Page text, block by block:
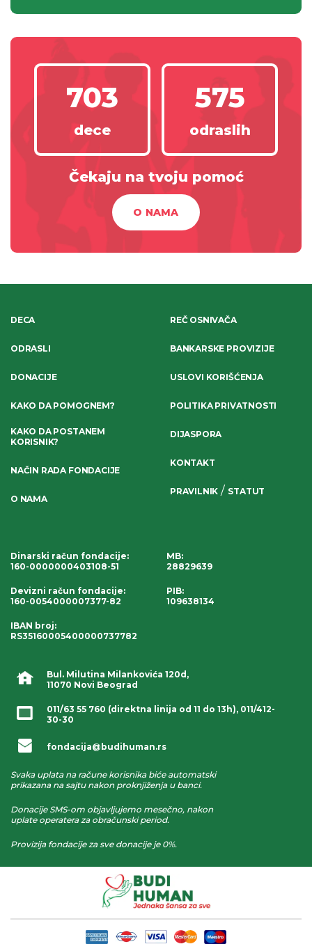
703
dece
575
odraslih
Čekaju na tvoju pomoć
O NAMA
Bul. Milutina Milankovića 120d,
11070 Novi Beograd
011/63 55 760 (direktna linija od 11 do 13h), 011/412-
30-30
fondacija@budihuman.rs
Svaka uplata na račune korisnika biće automatski
prikazana na sajtu nakon proknjiženja u banci.
Donacije SMS-om objavljujemo mesečno, nakon
uplate operatera za obračunski period.
Provizija fondacije za sve donacije je 0%.
DECA
ODRASLI
DONACIJE
KAKO DA POMOGNEM?
KAKO DA POSTANEM
KORISNIK?
NAČIN RADA FONDACIJE
O NAMA
REČ OSNIVAČA
BANKARSKE PROVIZIJE
USLOVI KORIŠĆENJA
POLITIKA PRIVATNOSTI
DIJASPORA
KONTAKT
PRAVILNIK / STATUT
Dinarski račun fondacije:
160-0000000403108-51
Devizni račun fondacije:
160-0054000007377-82
IBAN broj:
RS35160005400000737782
MB:
28829639
PIB:
109638134